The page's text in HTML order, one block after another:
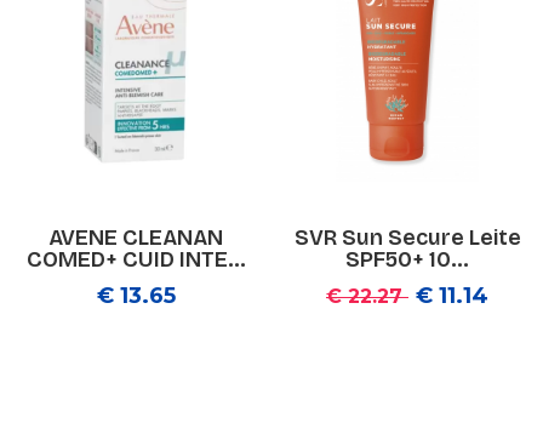
AVENE CLEANAN
COMED+ CUID INTE...
€ 13.65
SVR Sun Secure Leite
SPF50+ 10...
€ 22.27 € 11.14